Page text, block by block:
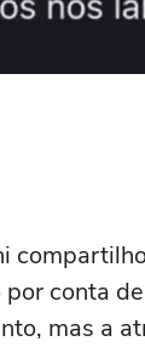
conta
mas a